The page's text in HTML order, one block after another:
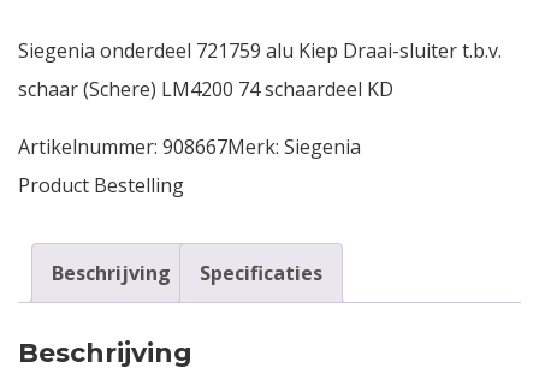
Siegenia onderdeel 721759 alu Kiep Draai-sluiter t.b.v.
schaar (Schere) LM4200 74 schaardeel KD
Artikelnummer: 908667Merk: Siegenia
Product Bestelling
Beschrijving Specificaties
Beschrijving